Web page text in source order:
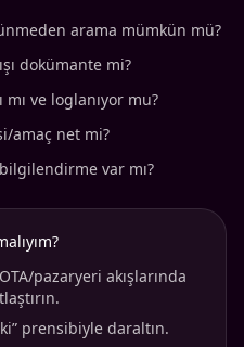
arama mümkün mü?
dokümante mi?
ve loglanıyor mu?
amaç net mi?
var mı?
pazaryeri akışlarında
prensibiyle daraltın.